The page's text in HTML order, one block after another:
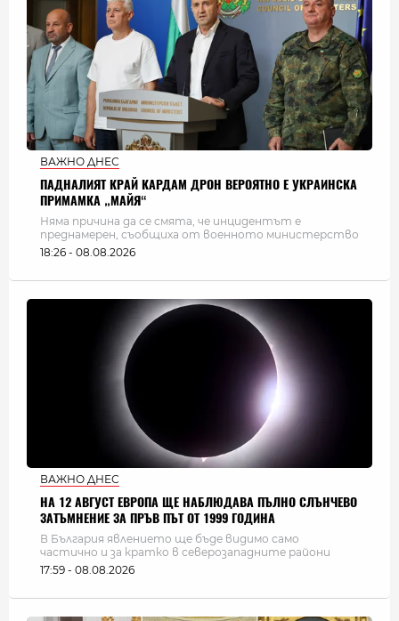
ВАЖНО ДНЕС
ПАДНАЛИЯТ КРАЙ КАРДАМ ДРОН ВЕРОЯТНО Е УКРАИНСКА
ПРИМАМКА „МАЙЯ“
Няма причина да се смята, че инцидентът е
преднамерен, съобщиха от военното министерство
18:26 - 08.08.2026
ВАЖНО ДНЕС
НА 12 АВГУСТ ЕВРОПА ЩЕ НАБЛЮДАВА ПЪЛНО СЛЪНЧЕВО
ЗАТЪМНЕНИЕ ЗА ПРЪВ ПЪТ ОТ 1999 ГОДИНА
В България явлението ще бъде видимо само
частично и за кратко в северозападните райони
17:59 - 08.08.2026